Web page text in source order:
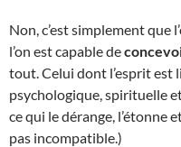
Non, c’est simplement que
l’on est capable de
tout. Celui dont l’esprit
psychologique, spirituelle
ce qui le dérange, l’étonne
pas incompatible.)